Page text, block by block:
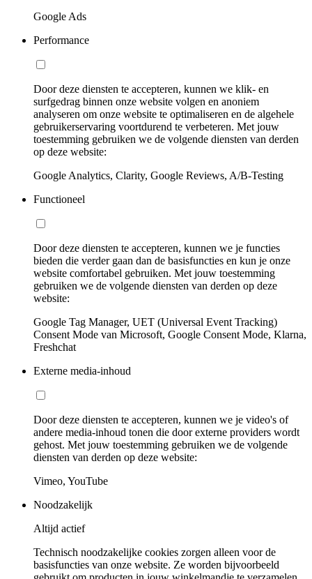
Google Ads
Performance
Door deze diensten te accepteren, kunnen we klik- en
surfgedrag binnen onze website volgen en anoniem
analyseren om onze website te optimaliseren en de algehele
gebruikerservaring voortdurend te verbeteren. Met jouw
toestemming gebruiken we de volgende diensten van derden
op deze website:
Google Analytics, Clarity, Google Reviews, A/B-Testing
Functioneel
Door deze diensten te accepteren, kunnen we je functies
bieden die verder gaan dan de basisfuncties en kun je onze
website comfortabel gebruiken. Met jouw toestemming
gebruiken we de volgende diensten van derden op deze
website:
Google Tag Manager, UET (Universal Event Tracking)
Consent Mode van Microsoft, Google Consent Mode, Klarna,
Freshchat
Externe media-inhoud
Door deze diensten te accepteren, kunnen we je video's of
andere media-inhoud tonen die door externe providers wordt
gehost. Met jouw toestemming gebruiken we de volgende
diensten van derden op deze website:
Vimeo, YouTube
Noodzakelijk
Altijd actief
Technisch noodzakelijke cookies zorgen alleen voor de
basisfuncties van onze website. Ze worden bijvoorbeeld